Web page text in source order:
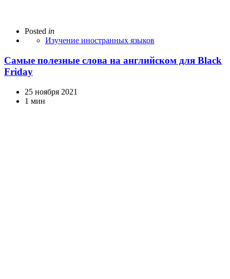
Posted in
Изучение иностранных языков
Самые полезные слова на английском для Black
Friday
25 ноября 2021
1 мин